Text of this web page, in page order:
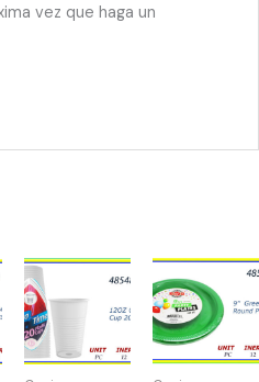
vez que haga un
48548
-
VASOS
CLEAR
12oz
-
PLATOS
VERDES
9"